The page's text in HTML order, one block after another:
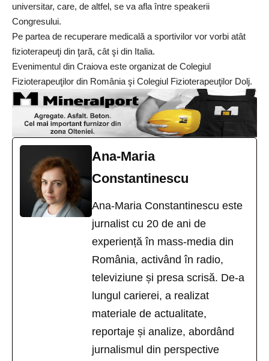
universitar, care, de altfel, se va afla între speakerii
Congresului.
Pe partea de recuperare medicală a sportivilor vor vorbi atât
fizioterapeuţi din ţară, cât şi din Italia.
Evenimentul din Craiova este organizat de Colegiul
Fizioterapeuţilor din România şi Colegiul Fizioterapeuţilor Dolj.
Ana-Maria
Constantinescu
Ana-Maria Constantinescu este
jurnalist cu 20 de ani de
experiență în mass-media din
România, activând în radio,
televiziune și presa scrisă. De-a
lungul carierei, a realizat
materiale de actualitate,
reportaje și analize, abordând
jurnalismul din perspective